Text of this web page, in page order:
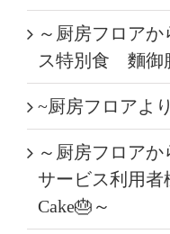
～厨房フロア
ス特別食 麵御
~厨房フロアよ
～厨房フロア
サービス利用
Cake🎂～